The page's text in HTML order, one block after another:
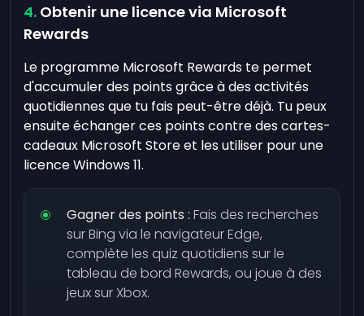
Obtenir une licence via Microsoft
Rewards
Le programme Microsoft Rewards te permet
d'accumuler des points grâce à des activités
quotidiennes que tu fais peut-être déjà. Tu peux
ensuite échanger ces points contre des cartes-
cadeaux Microsoft Store et les utiliser pour une
licence Windows 11.
Gagner des points : Fais des recherches
sur Bing via le navigateur Edge,
complète les quiz quotidiens sur le
tableau de bord Rewards, ou joue à des
jeux sur Xbox.